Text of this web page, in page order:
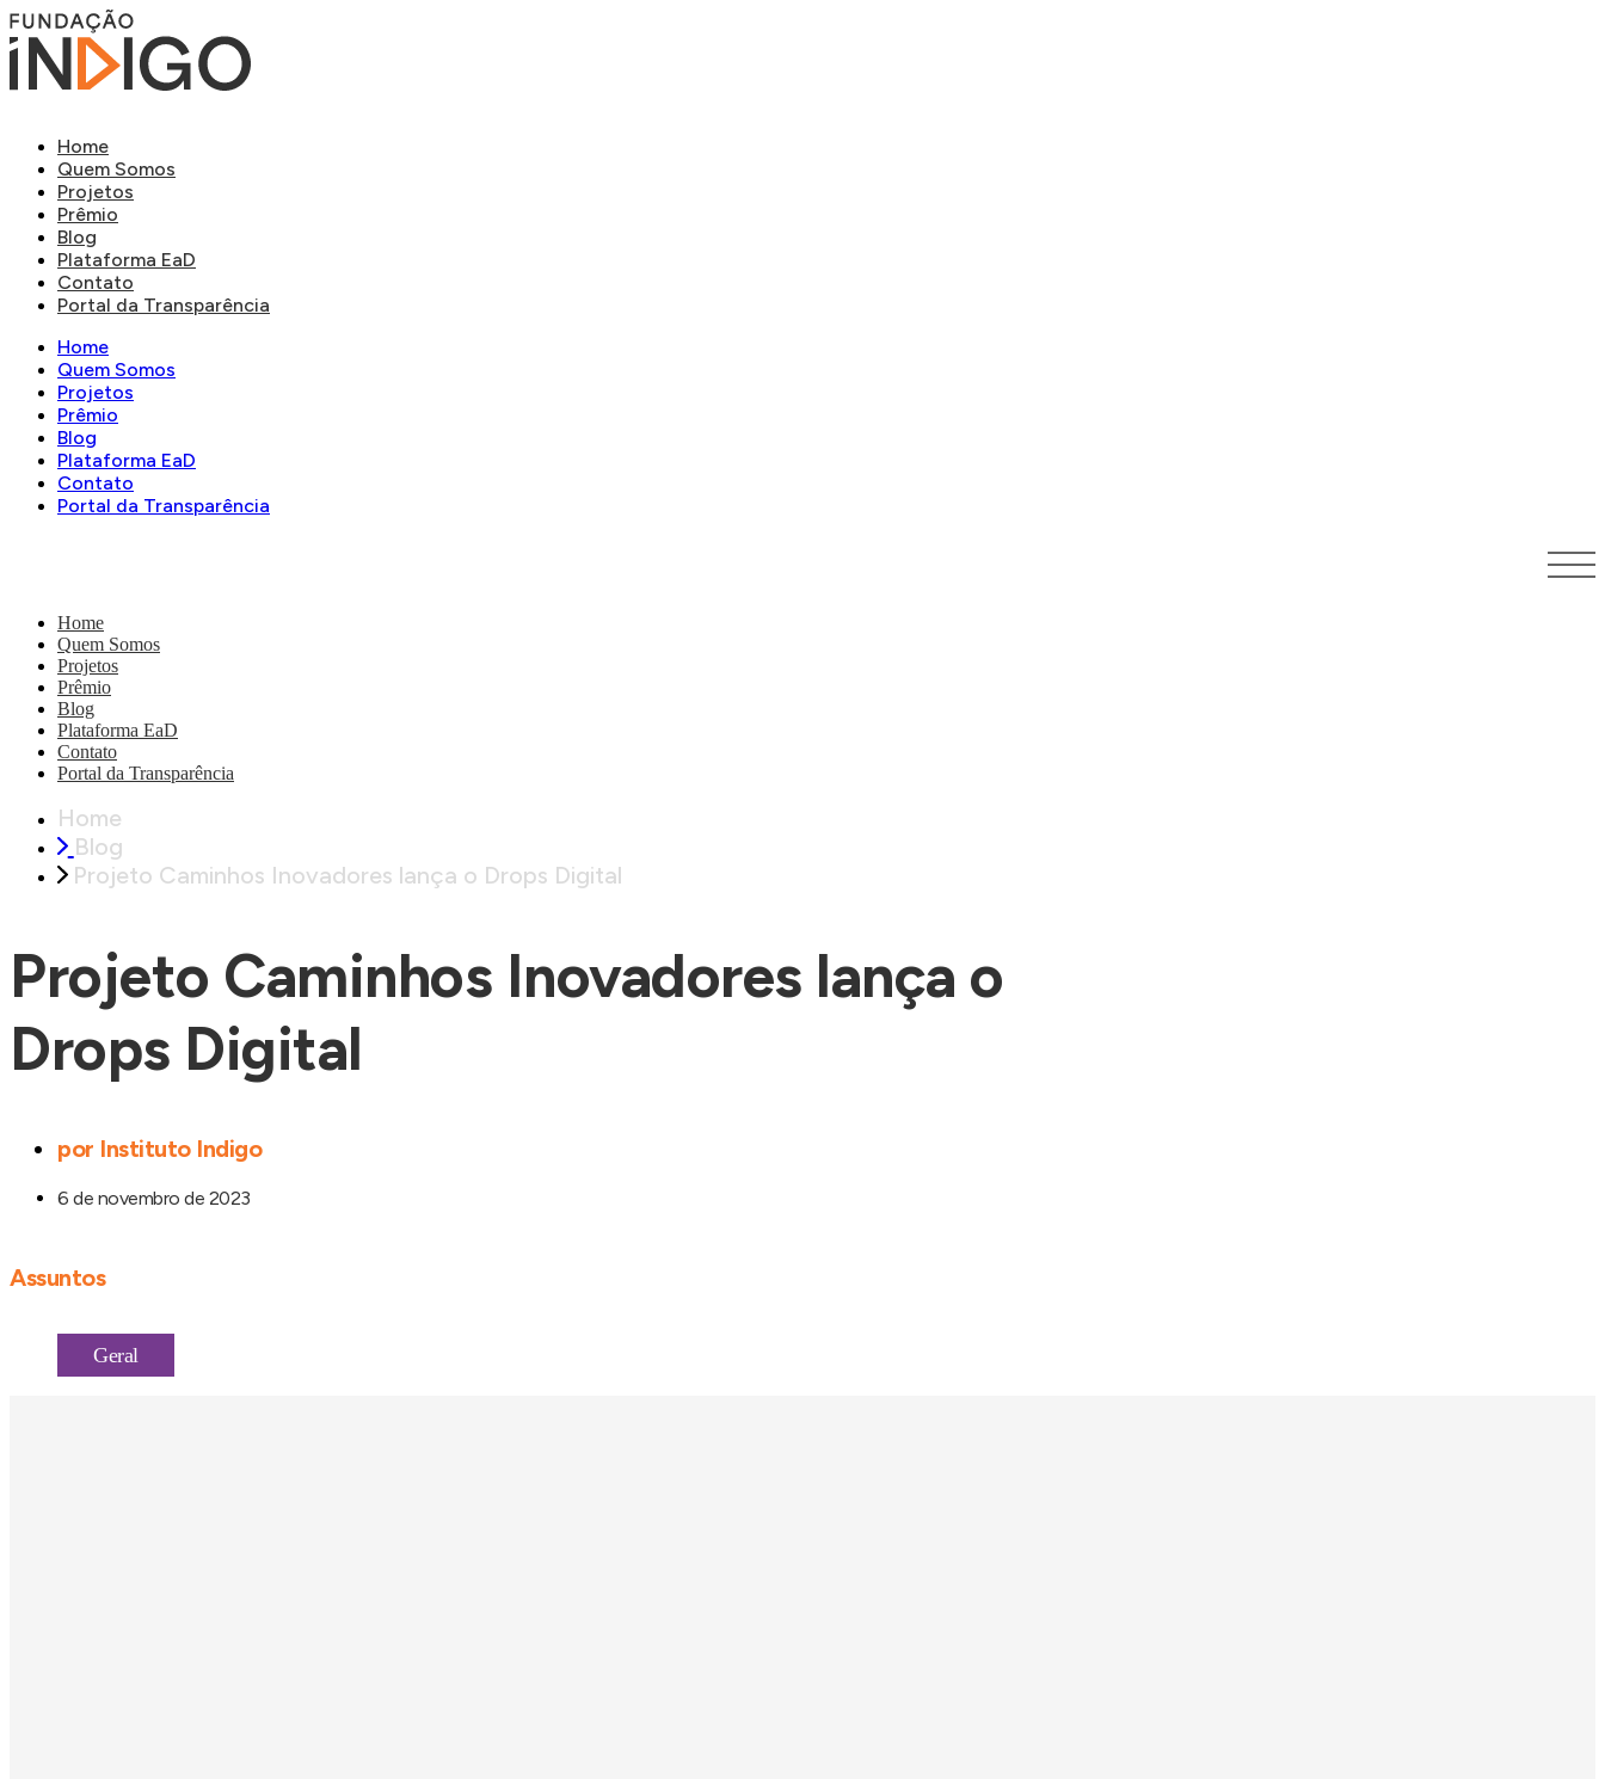
Home
Quem Somos
Projetos
Prêmio
Blog
Plataforma EaD
Contato
Portal da Transparência
Home
Quem Somos
Projetos
Prêmio
Blog
Plataforma EaD
Contato
Portal da Transparência
Home
Quem Somos
Projetos
Prêmio
Blog
Plataforma EaD
Contato
Portal da Transparência
Home
Blog
Projeto Caminhos Inovadores lança o Drops Digital
Projeto Caminhos Inovadores lança o
Drops Digital
por Instituto Indigo
6 de novembro de 2023
Assuntos
Geral